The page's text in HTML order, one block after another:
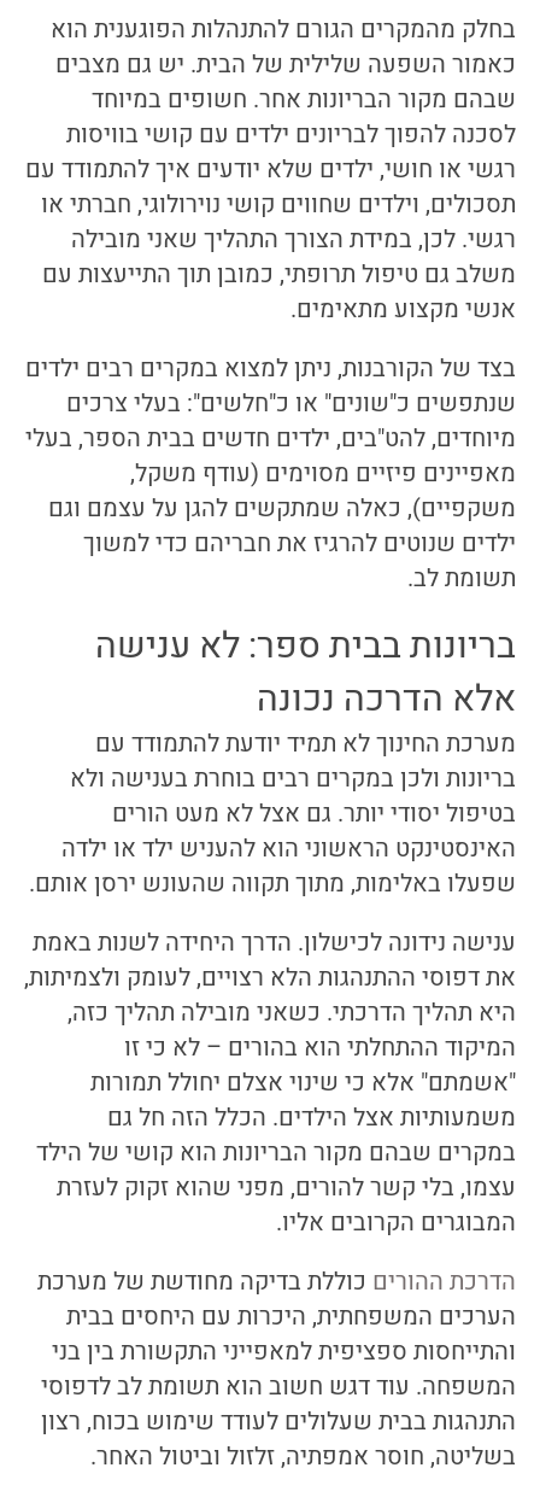
בחלק מהמקרים הגורם להתנהלות הפוגענית הוא
כאמור השפעה שלילית של הבית. יש גם מצבים
שבהם מקור הבריונות אחר. חשופים במיוחד
לסכנה להפוך לבריונים ילדים עם קושי בוויסות
רגשי או חושי, ילדים שלא יודעים איך להתמודד עם
תסכולים, וילדים שחווים קושי נוירולוגי, חברתי או
רגשי. לכן, במידת הצורך התהליך שאני מובילה
משלב גם טיפול תרופתי, כמובן תוך התייעצות עם
אנשי מקצוע מתאימים.
בצד של הקורבנות, ניתן למצוא במקרים רבים ילדים
שנתפשים כ"שונים" או כ"חלשים": בעלי צרכים
מיוחדים, להט"בים, ילדים חדשים בבית הספר, בעלי
מאפיינים פיזיים מסוימים (עודף משקל,
משקפיים), כאלה שמתקשים להגן על עצמם וגם
ילדים שנוטים להרגיז את חבריהם כדי למשוך
תשומת לב.
בריונות בבית ספר: לא ענישה
אלא הדרכה נכונה
מערכת החינוך לא תמיד יודעת להתמודד עם
בריונות ולכן במקרים רבים בוחרת בענישה ולא
בטיפול יסודי יותר. גם אצל לא מעט הורים
האינסטינקט הראשוני הוא להעניש ילד או ילדה
שפעלו באלימות, מתוך תקווה שהעונש ירסן אותם.
ענישה נידונה לכישלון. הדרך היחידה לשנות באמת
את דפוסי ההתנהגות הלא רצויים, לעומק ולצמיתות,
היא תהליך הדרכתי. כשאני מובילה תהליך כזה,
המיקוד ההתחלתי הוא בהורים – לא כי זו
"אשמתם" אלא כי שינוי אצלם יחולל תמורות
משמעותיות אצל הילדים. הכלל הזה חל גם
במקרים שבהם מקור הבריונות הוא קושי של הילד
עצמו, בלי קשר להורים, מפני שהוא זקוק לעזרת
המבוגרים הקרובים אליו.
הדרכת ההורים כוללת בדיקה מחודשת של מערכת
הערכים המשפחתית, היכרות עם היחסים בבית
והתייחסות ספציפית למאפייני התקשורת בין בני
המשפחה. עוד דגש חשוב הוא תשומת לב לדפוסי
התנהגות בבית שעלולים לעודד שימוש בכוח, רצון
בשליטה, חוסר אמפתיה, זלזול וביטול האחר.